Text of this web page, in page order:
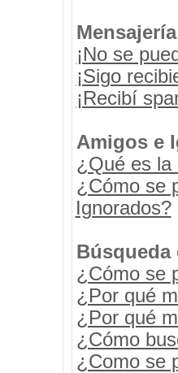
¡No se
¡Sigo
¡Recibí
Amigos e
¿Qué es la
¿Cómo se
Ignorados?
¿Cómo se
¿Por qué
¿Por qué
¿Cómo
¿Como se